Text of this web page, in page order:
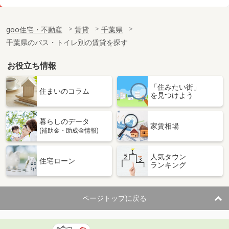
専有面積
60.26m²
間取り
3LDK
千葉県船橋市中野木１
価 格
7.60万円
千葉県船橋市中野木１
専有面積 26.08m²
間取り
千葉県船橋市宮本２
住 所
千葉県船橋市宮本２
専有面積 22.35m²
間取り
1K
千葉県市川市行徳駅前１
goo住宅・不動産 賃貸
千葉県
千葉県のバス・トイレ別の賃貸を探す
お役立ち情報
住まいのコラム
「住みたい街」
を見つけよう
暮らしのデータ
(補助金・助成金情報)
家賃相場
住宅ローン
人気タウン
ランキング
ページトップに戻る